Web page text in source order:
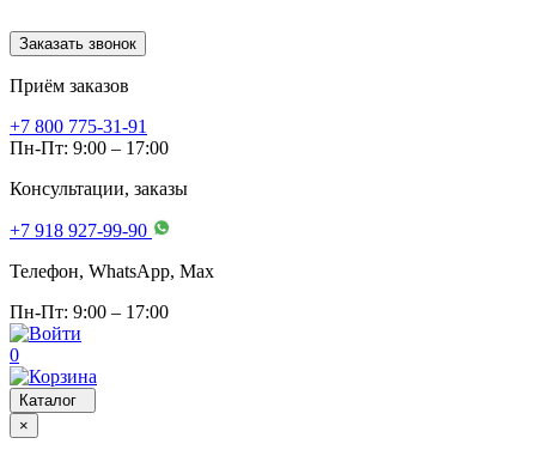
Заказать звонок
Приём заказов
+7 800 775-31-91
Пн-Пт: 9:00 – 17:00
Консультации, заказы
+7 918 927-99-90
Телефон, WhatsApp, Мах
Пн-Пт: 9:00 – 17:00
0
Каталог
×